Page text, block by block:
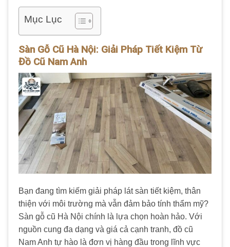
Mục Lục
Sàn Gỗ Cũ Hà Nội: Giải Pháp Tiết Kiệm Từ
Đồ Cũ Nam Anh
Bạn đang tìm kiếm giải pháp lát sàn tiết kiệm, thân
thiện với môi trường mà vẫn đảm bảo tính thẩm mỹ?
Sàn gỗ cũ Hà Nội chính là lựa chọn hoàn hảo. Với
nguồn cung đa dạng và giá cả cạnh tranh, đồ cũ
Nam Anh tự hào là đơn vị hàng đầu trong lĩnh vực